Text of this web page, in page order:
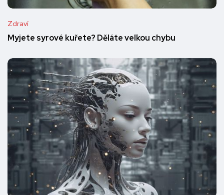
Zdraví
Myjete syrové kuřete? Děláte velkou chybu